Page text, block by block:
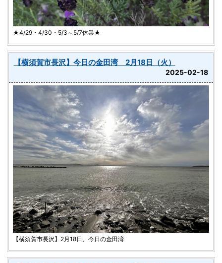
★4/29・4/30・5/3～5/7休業★
【横須賀市長沢】今日の金田湾 2月18日（火）
2025-02-18
【横須賀市長沢】2月18日、今日の金田湾